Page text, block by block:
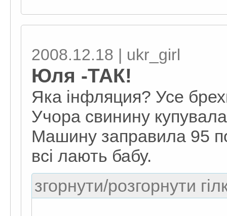
2008.12.18 | ukr_girl
Юля -ТАК!
Яка iнфляция? Усе
Учора свинину
Машину заправила 95
всi лають бабу.
згорнути/розгорнути